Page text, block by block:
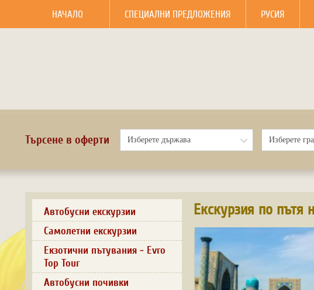
НАЧАЛО СПЕЦИАЛНИ ПРЕДЛОЖЕНИЯ РУСИЯ
Търсене в оферти
Автобусни екскурзии
Самолетни екскурзии
Екзотични пътувания - Evro
Top Tour
Автобусни почивки
Екскурзия по пътя